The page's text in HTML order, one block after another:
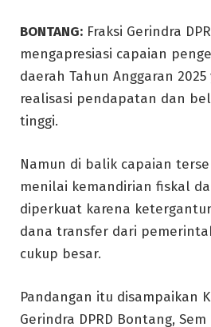
BONTANG: Fraksi Gerindra
mengapresiasi capaian
daerah Tahun Anggaran
realisasi pendapatan dan
tinggi.
Namun di balik capaian
menilai kemandirian fiskal
diperkuat karena
dana transfer dari
cukup besar.
Pandangan itu disampaikan
Gerindra DPRD Bontang,